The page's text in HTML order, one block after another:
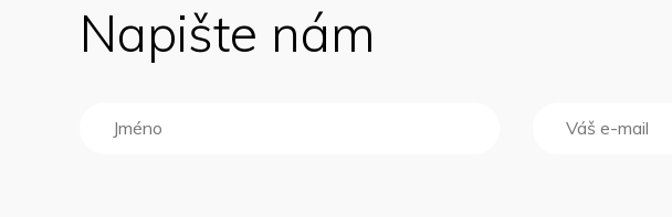
Napište nám